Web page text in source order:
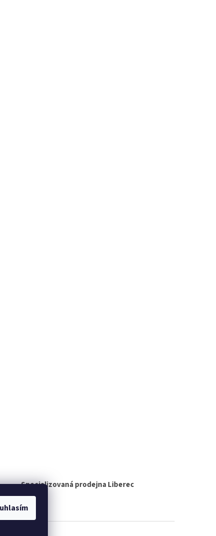
Specializovaná prodejna Liberec